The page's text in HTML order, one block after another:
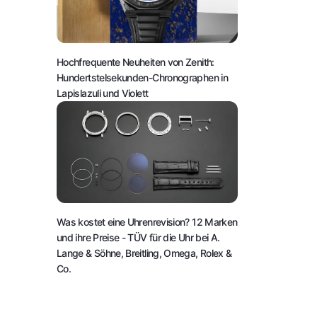
Hochfrequente Neuheiten von Zenith:
Hundertstelsekunden-Chronographen in
Lapislazuli und Violett
Was kostet eine Uhrenrevision? 12 Marken
und ihre Preise - TÜV für die Uhr bei A.
Lange & Söhne, Breitling, Omega, Rolex &
Co.